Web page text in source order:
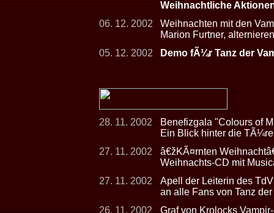
Weihnachtliche
06. 12. 2002
Weihnachten mit den
Marion Furtner,
05. 12. 2002
Demo fÃ¼r Tanz der
28. 11. 2002
Benefizgala "Colours of
Ein Blick hinter die
27. 11. 2002
â€žKÃ¤rnten
Weihnachts-CD mit
27. 11. 2002
Apell der Leiterin des
an alle Fans von Tanz
26. 11. 2002
Graf von Krolocks